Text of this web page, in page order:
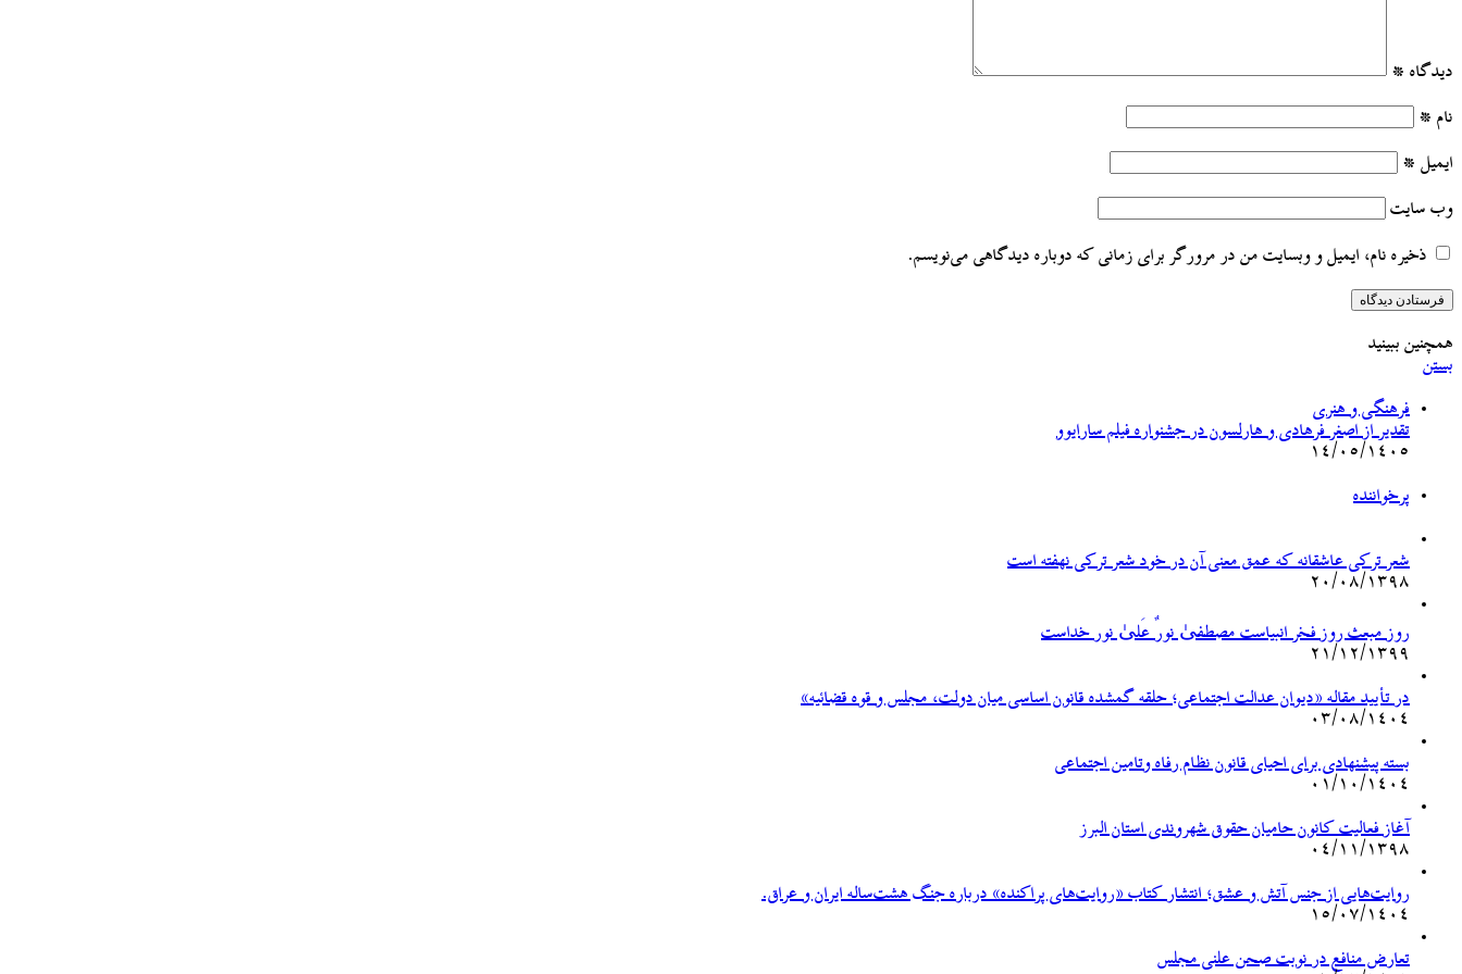
دیدگاه *
نام *
ایمیل *
وب‌ سایت
ذخیره نام، ایمیل و وبسایت من در مرورگر برای زمانی که دوباره دیدگاهی می‌نویسم.
همچنین ببینید
بستن
فرهنگی و هنری
تقدیر از اصغر فرهادی و هارلسون در جشنواره فیلم سارایوو
۱۴/۰۵/۱۴۰۵
پرخواننده
شعر ترکی عاشقانه که عمق معنی آن در خود شعر ترکی نهفته است
۲۰/۰۸/۱۳۹۸
روز مبعث روز فخر انبیاست مصطفیٰ نورٌ عَلیٰ نور خداست
۲۱/۱۲/۱۳۹۹
در تأیید مقاله «دیوان عدالت اجتماعی؛ حلقه گمشده قانون اساسی میان دولت، مجلس و قوه قضائیه»
۰۳/۰۸/۱۴۰۴
بسته پیشنهادی برای احیای قانون نظام رفاه وتامین اجتماعی
۰۱/۱۰/۱۴۰۴
آغاز فعالیت کانون حامیان حقوق شهروندی استان البرز
۰۴/۱۱/۱۳۹۸
روایت‌هایی از جنس آتش و عشق؛ انتشار کتاب «روایت‌های پراکنده» درباره جنگ هشت‌ساله ایران و عراق.
۱۵/۰۷/۱۴۰۴
تعارض منافع در نوبت صحن علنی مجلس